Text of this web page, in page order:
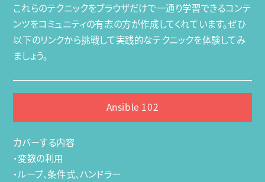
これらのテクニックをブラウザだけで一通り学習できるコンテ
ンツをコミュニティの有志の方が作成してくれています。ぜひ
以下のリンクから挑戦して実践的なテクニックを体験してみ
ましょう。
Ansible 102
カバーする内容
・変数の利用
・ループ、条件式、ハンドラー